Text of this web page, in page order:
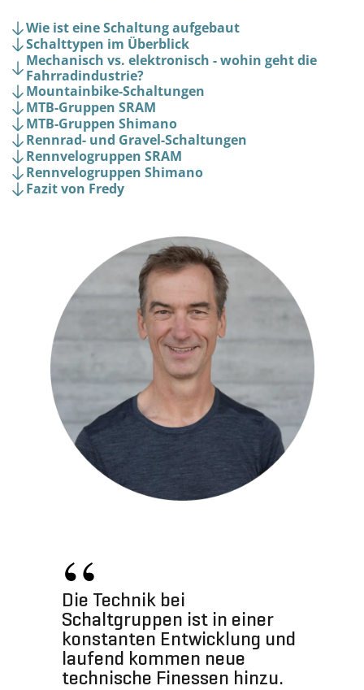
Wie ist eine Schaltung aufgebaut
Schalttypen im Überblick
Mechanisch vs. elektronisch - wohin geht die
Fahrradindustrie?
Mountainbike-Schaltungen
MTB-Gruppen SRAM
MTB-Gruppen Shimano
Rennrad- und Gravel-Schaltungen
Rennvelogruppen SRAM
Rennvelogruppen Shimano
Fazit von Fredy
“
Die Technik bei
Schaltgruppen ist in einer
konstanten Entwicklung und
laufend kommen neue
technische Finessen hinzu.